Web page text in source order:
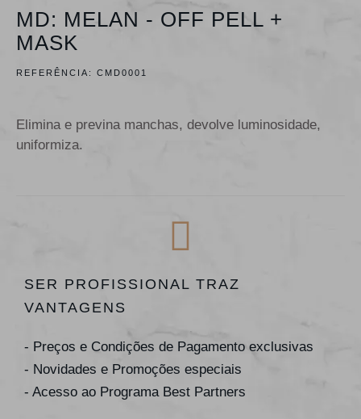
MD: MELAN - OFF PELL +
MASK
REFERÊNCIA: CMD0001
Elimina e previna manchas, devolve luminosidade,
uniformiza.
SER PROFISSIONAL TRAZ
VANTAGENS
- Preços e Condições de Pagamento exclusivas
- Novidades e Promoções especiais
- Acesso ao Programa Best Partners